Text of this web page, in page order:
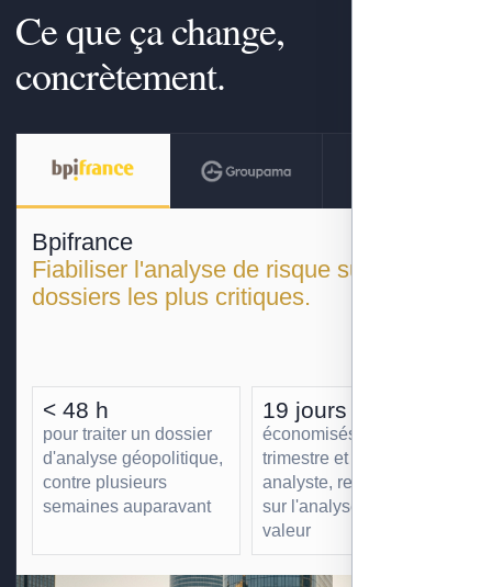
Ce que ça change,
concrètement.
Bpifrance
Fiabiliser l'analyse de risque sur les
dossiers les plus critiques.
< 48 h
pour traiter un dossier
d'analyse géopolitique,
contre plusieurs
semaines auparavant
19 jours
économisés par
trimestre et par
analyste, redéployés
sur l'analyse à forte
valeur